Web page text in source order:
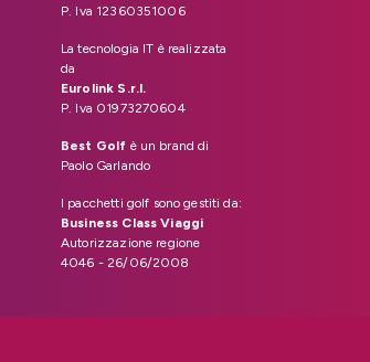
P. Iva 12360351006
La tecnologia IT è realizzata
da
Eurolink S.r.l.
P. Iva 01973270604
Best Golf è un brand di
Paolo Garlando
I pacchetti golf sono gestiti da:
Business Class Viaggi
Autorizzazione regione
4046 - 26/06/2008